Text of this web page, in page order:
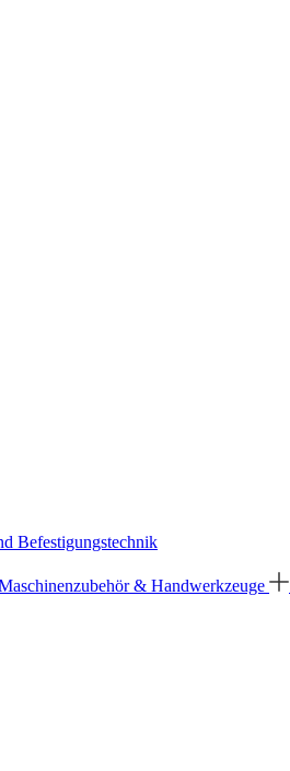
Befestigungstechnik
& Handwerkzeuge